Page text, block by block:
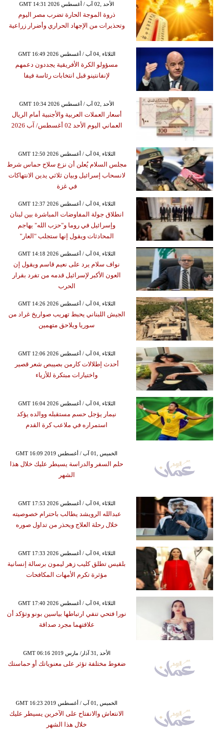
GMT 14:31 2026 الأحد ,02 آب / أغسطس
ذروة الموجة الحارة تضرب مصر اليوم
وتحذيرات من الإجهاد الحراري وأضرار زراعية
GMT 16:49 2026 الثلاثاء ,04 آب / أغسطس
مسؤولو الكرة الأفريقية يجددون دعمهم
لإنفانتينو قبل انتخابات رئاسة فيفا
GMT 10:34 2026 الأحد ,02 آب / أغسطس
أسعار العملات العربية والأجنبية أمام الريال
العماني اليوم الأحد 02 أغسطس/ آب 2026
GMT 12:50 2026 الثلاثاء ,04 آب / أغسطس
مجلس السلام يُعلن أن نزع سلاح حماس شرط
لانسحاب إسرائيل وبيان ثلاثي يدين الانتهاكات
في غزة
GMT 12:37 2026 الثلاثاء ,04 آب / أغسطس
انطلاق جولة المفاوضات المباشرة بين لبنان
وإسرائيل في روما و"حزب الله" يهاجم
المحادثات ويقول إنها ستجلب "العار"
GMT 14:18 2026 الثلاثاء ,04 آب / أغسطس
نواف سلام يرد على نعيم قاسم ويقول إن
العون الأكبر لإسرائيل قدمه من تفرد بقرار
الحرب
GMT 14:26 2026 الثلاثاء ,04 آب / أغسطس
الجيش اللبناني يحبط تهريب صواريخ غراد من
سوريا ويلاحق متهمين
GMT 12:06 2026 الثلاثاء ,04 آب / أغسطس
أحدث إطلالات كارمن بصيبص شعر قصير
واختيارات مبتكرة للأزياء
GMT 16:04 2026 الثلاثاء ,04 آب / أغسطس
نيمار يؤجل حسم مستقبله ووالده يؤكد
استمراره في ملاعب كرة القدم
GMT 16:09 2019 الخميس ,01 آب / أغسطس
حلم السفر والدراسة يسيطر عليك خلال هذا
الشهر
GMT 17:53 2026 الثلاثاء ,04 آب / أغسطس
عبدالله الرويشد يطالب باحترام خصوصيته
خلال رحلة العلاج ويحذر من تداول صوره
GMT 17:33 2026 الثلاثاء ,04 آب / أغسطس
بلقيس تطلق كليب زهر ليمون برسالة إنسانية
مؤثرة تكرم الأمهات المكافحات
GMT 17:40 2026 الثلاثاء ,04 آب / أغسطس
نورا فتحي تنفي ارتباطها بياسين بونو وتؤكد أن
علاقتهما مجرد صداقة
GMT 06:16 2019 الأحد ,31 آذار/ مارس
ضغوط مختلفة تؤثر على معنوياتك أو حماستك
GMT 16:23 2019 الخميس ,01 آب / أغسطس
الانتعاش والانفتاح على الآخرين يسيطر عليك
خلال هذا الشهر